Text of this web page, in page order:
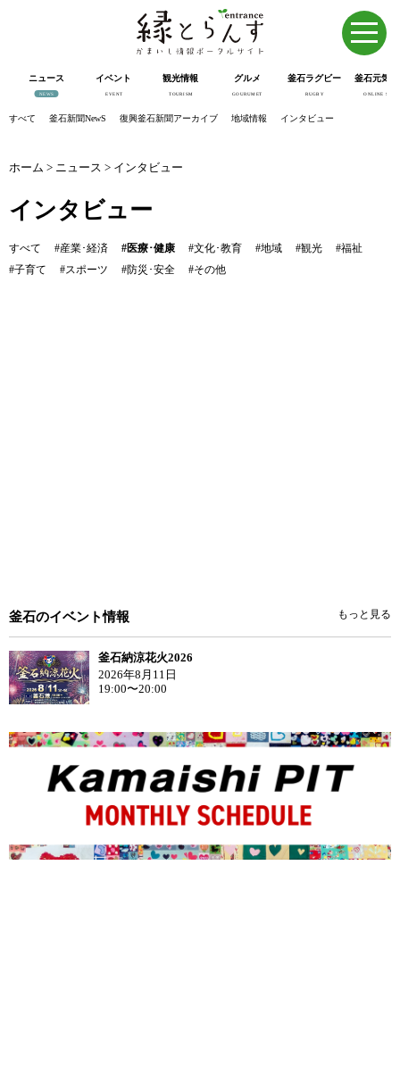
ニュース
NEWS
イベント
EVENT
観光情報
TOURISM
グルメ
GOURUMET
釜石ラグビー
RUGBY
釜石元気
ONLINE SHOP
すべて 釜石新聞NewS 復興釜石新聞アーカイブ 地域情報 インタビュー
ホーム > ニュース > インタビュー
インタビュー
すべて #産業･経済 #医療･健康 #文化･教育 #地域 #観光
#福祉
#子育て
#スポーツ #防災･安全 #その他
釜石のイベント情報 もっと見る
釜石納涼花火2026
2026年8月11日
19:00〜20:00